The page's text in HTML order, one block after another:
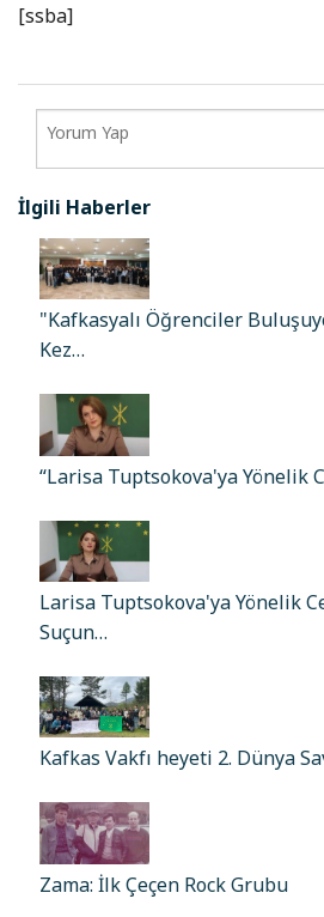
[ssba]
İlgili Haberler
"Kafkasyalı Öğrenciler
Kez…
“Larisa Tuptsokova'ya Yönelik
Larisa Tuptsokova'ya Yönelik
Suçun…
Kafkas Vakfı heyeti 2. Dünya
Zama: İlk Çeçen Rock Grubu